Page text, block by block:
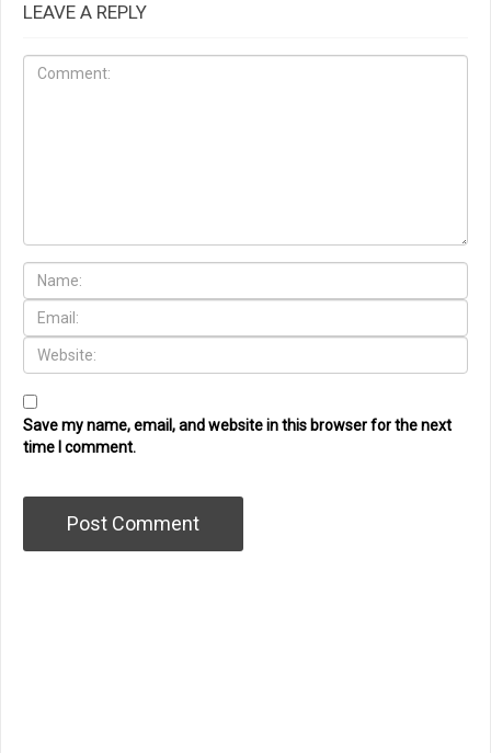
LEAVE A REPLY
Save my name, email, and website in this browser for the next
time I comment.